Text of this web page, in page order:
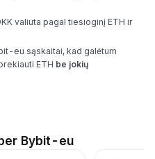
valiuta pagal tiesioginį ETH ir
eu sąskaitai, kad galėtum
ETH be jokių
Bybit-eu